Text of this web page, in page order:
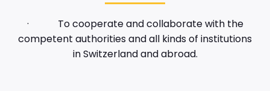
· To cooperate and collaborate with the
competent authorities and all kinds of institutions
in Switzerland and abroad.